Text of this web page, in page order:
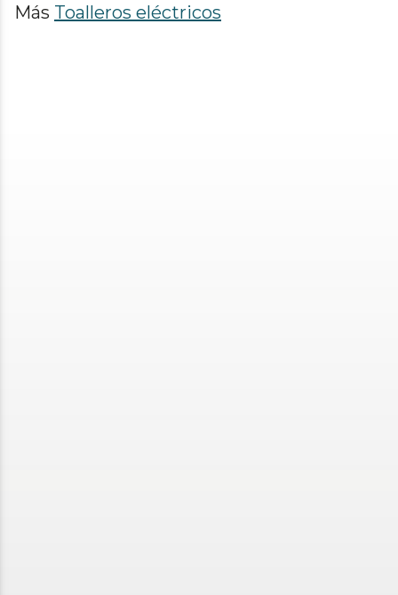
Más Toalleros eléctricos